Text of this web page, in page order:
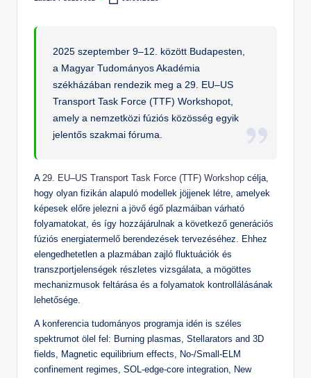
Posted
2025 szeptember 9–12. között Budapesten,
a Magyar Tudományos Akadémia
székházában rendezik meg a 29. EU–US
Transport Task Force (TTF) Workshopot,
amely a nemzetközi fúziós közösség egyik
jelentős szakmai fóruma.
A 29. EU–US Transport Task Force (TTF) Workshop célja,
hogy olyan fizikán alapuló modellek jöjjenek létre, amelyek
képesek előre jelezni a jövő égő plazmáiban várható
folyamatokat, és így hozzájárulnak a következő generációs
fúziós energiatermelő berendezések tervezéséhez. Ehhez
elengedhetetlen a plazmában zajló fluktuációk és
transzportjelenségek részletes vizsgálata, a mögöttes
mechanizmusok feltárása és a folyamatok kontrollálásának
lehetősége.
A konferencia tudományos programja idén is széles
spektrumot ölel fel: Burning plasmas, Stellarators and 3D
fields, Magnetic equilibrium effects, No-/Small-ELM
confinement regimes, SOL-edge-core integration, New